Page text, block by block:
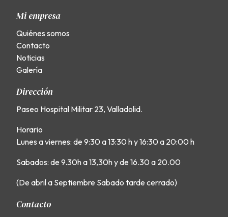
Mi empresa
Quiénes somos
Contacto
Noticias
Galería
Dirección
Paseo Hospital Militar 23, Valladolid.
Horario
Lunes a viernes: de 9:30 a 13:30 h y 16:30 a 20:00 h
Sabados: de 9.30h a 13,30h y de 16.30 a 20.00
(De abril a Septiembre Sabado tarde cerrado)
Contacto